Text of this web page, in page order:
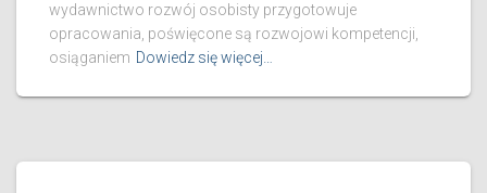
wydawnictwo rozwój osobisty przygotowuje
opracowania, poświęcone są rozwojowi kompetencji,
osiąganiem Dowiedz się więcej…